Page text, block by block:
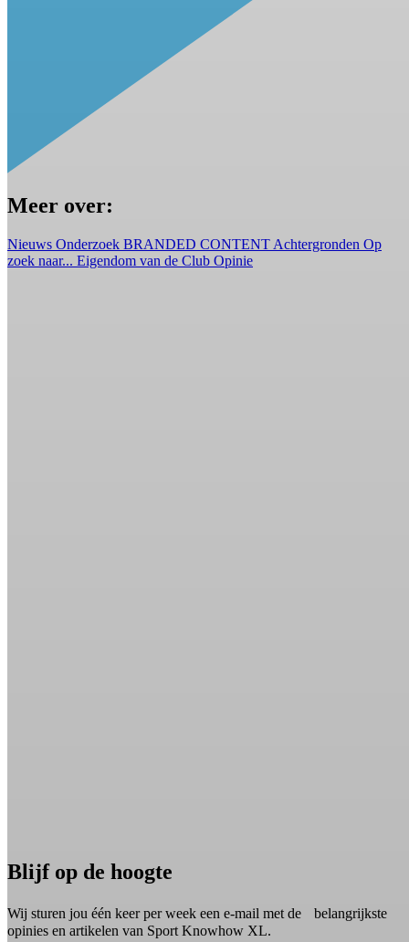
Meer over:
Nieuws Onderzoek BRANDED CONTENT Achtergronden Op
zoek naar... Eigendom van de Club Opinie
Blijf op de hoogte
Wij sturen jou één keer per week een e-mail met de belangrijkste
opinies en artikelen van Sport Knowhow XL.